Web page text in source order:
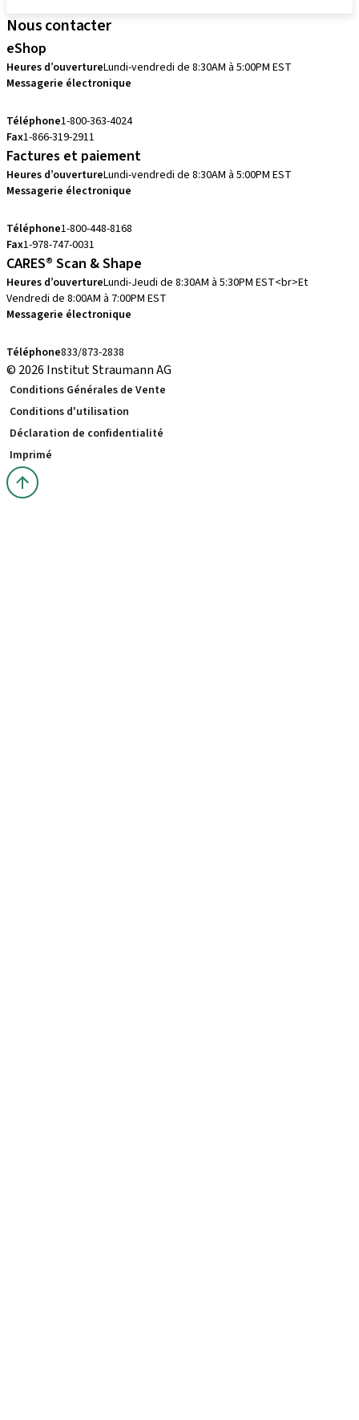
Nous contacter
eShop
Heures d’ouvertureLundi-vendredi de 8:30AM à 5:00PM EST
Messagerie électronique
Téléphone1-800-363-4024
Fax1-866-319-2911
Factures et paiement
Heures d’ouvertureLundi-vendredi de 8:30AM à 5:00PM EST
Messagerie électronique
Téléphone1-800-448-8168
Fax1-978-747-0031
CARES® Scan & Shape
Heures d’ouvertureLundi-Jeudi de 8:30AM à 5:30PM EST<br>Et
Vendredi de 8:00AM à 7:00PM EST
Messagerie électronique
Téléphone833/873-2838
© 2026 Institut Straumann AG
Conditions Générales de Vente
Conditions d'utilisation
Déclaration de confidentialité
Imprimé